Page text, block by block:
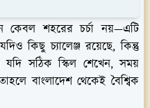
কেবল শহরের চর্চা নয়—এটি
কিছু চ্যালেঞ্জ রয়েছে, কিন্তু
সঠিক স্কিল শেখেন, সময়
বাংলাদেশ থেকেই বৈশ্বিক